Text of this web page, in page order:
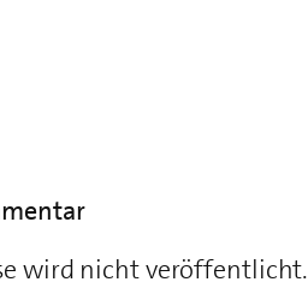
wird nicht veröffentlicht.